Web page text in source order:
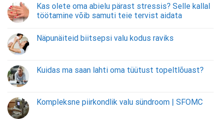
Kas olete oma abielu pärast stressis? Selle kallal
töötamine võib samuti teie tervist aidata
Näpunäiteid biitsepsi valu kodus raviks
Kuidas ma saan lahti oma tüütust topeltlõuast?
Kompleksne piirkondlik valu sündroom | SFOMC